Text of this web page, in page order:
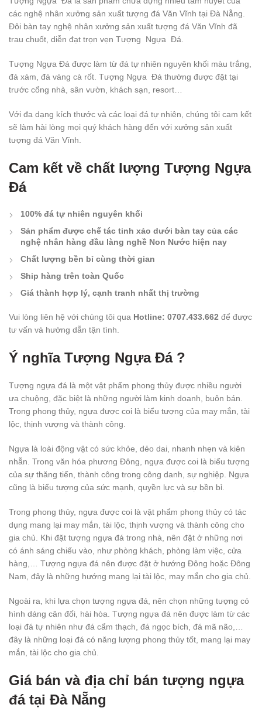
các nghệ nhân xưởng sản xuất tượng đá Văn Vĩnh tại Đà Nẵng.
Đôi bàn tay nghệ nhân xưởng sản xuất tượng đá Văn Vĩnh đã
trau chuốt, diễn đạt trọn vẹn Tượng Ngựa Đá.
Tượng Ngựa Đá được làm từ đá tự nhiên nguyên khối màu trắng,
đá xám, đá vàng cà rốt. Tượng Ngựa Đá thường được đặt tại
trước cổng nhà, sân vườn, khách sạn, resort…
Với đa dạng kích thước và các loại đá tự nhiên, chúng tôi cam kết
sẽ làm hài lòng mọi quý khách hàng đến với xưởng sản xuất
tượng đá Văn Vĩnh.
Cam kết về chất lượng Tượng Ngựa
Đá
100% đá tự nhiên nguyên khối
Sản phẩm được chế tác tinh xảo dưới bàn tay của các
nghệ nhân hàng đầu làng nghề Non Nước hiện nay
Chất lượng bền bỉ cùng thời gian
Ship hàng trên toàn Quốc
Giá thành hợp lý, cạnh tranh nhất thị trường
Vui lòng liên hệ với chúng tôi qua Hotline: 0707.433.662 để được
tư vấn và hướng dẫn tận tình.
Ý nghĩa Tượng Ngựa Đá ?
Tượng ngựa đá là một vật phẩm phong thủy được nhiều người
ưa chuộng, đặc biệt là những người làm kinh doanh, buôn bán.
Trong phong thủy, ngựa được coi là biểu tượng của may mắn, tài
lộc, thịnh vượng và thành công.
Ngựa là loài động vật có sức khỏe, dẻo dai, nhanh nhẹn và kiên
nhẫn. Trong văn hóa phương Đông, ngựa được coi là biểu tượng
của sự thăng tiến, thành công trong công danh, sự nghiệp. Ngựa
cũng là biểu tượng của sức mạnh, quyền lực và sự bền bỉ.
Trong phong thủy, ngựa được coi là vật phẩm phong thủy có tác
dụng mang lại may mắn, tài lộc, thịnh vượng và thành công cho
gia chủ. Khi đặt tượng ngựa đá trong nhà, nên đặt ở những nơi
có ánh sáng chiếu vào, như phòng khách, phòng làm việc, cửa
hàng,… Tượng ngựa đá nên được đặt ở hướng Đông hoặc Đông
Nam, đây là những hướng mang lại tài lộc, may mắn cho gia chủ.
Ngoài ra, khi lựa chọn tượng ngựa đá, nên chọn những tượng có
hình dáng cân đối, hài hòa. Tượng ngựa đá nên được làm từ các
loại đá tự nhiên như đá cẩm thạch, đá ngọc bích, đá mã não,…
đây là những loại đá có năng lượng phong thủy tốt, mang lại may
mắn, tài lộc cho gia chủ.
Giá bán và địa chỉ bán tượng ngựa
đá tại Đà Nẵng